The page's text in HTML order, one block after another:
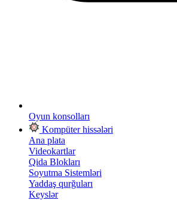
Oyun konsolları
Kompüter hissələri
Ana plata
Videokartlar
Qida Blokları
Soyutma Sistemləri
Yaddaş qurğuları
Keyslər